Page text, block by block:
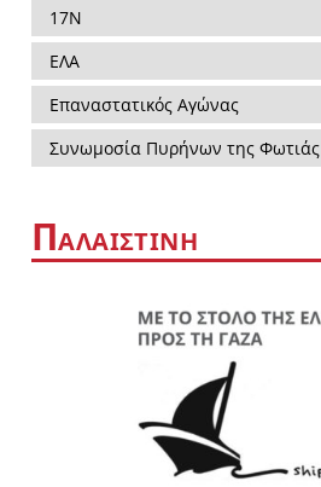
17Ν
ΕΛΑ
Επαναστατικός Αγώνας
Συνωμοσία Πυρήνων της Φωτιάς
ΠΑΛΑΙΣΤΙΝΗ